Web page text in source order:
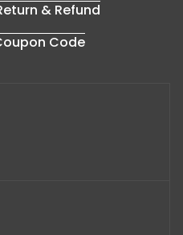
& Refund
Code